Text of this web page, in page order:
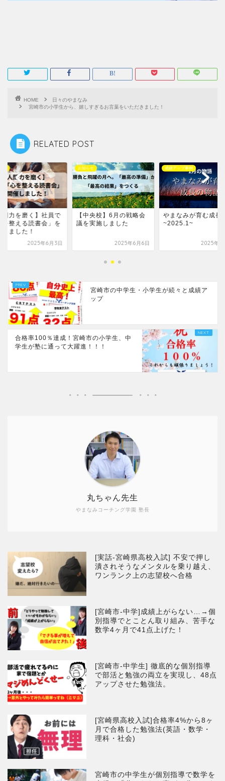
HOME
日々のやまなみ
宮崎市の小学生から、嬉しすぎるお言葉をいただきました！
RELATED POST
間力を磨く】社員で
を整える読書会」を
しました！
2025年6月3日
お知らせ
【中央校】6月の戦略会
議を実施しました
2025年6月6日
成績アップ事例
やまなみが育む成長
~2025.1~
2025年2
宮崎市の中学生・小学生が続々と成績ア
ップ
合格率100％達成！宮崎市の小学生、中
学生が塾に通って大躍進！！！
やまなみコーチング学園 塾長
丸ちゃん先生
[実話-宮崎県高校入試] 不安で押し
潰されそうなメンタルを乗り越え、
ワンランク上の志望校へ合格
[宮崎市-中学]成績上がらない…→個
別指導でとことん取り組み、苦手な
数学4ヶ月で41点上げた！
[宮崎市-中学生] 徹底的な個別指導
で部活と勉強の両立を実現し、48点
アップさせた勉強法。
[宮崎県高校入試]合格率4%から8ヶ
月で合格した勉強法(英語・数学・
理科・社会)
宮崎市の中学生が個別指導で数学を